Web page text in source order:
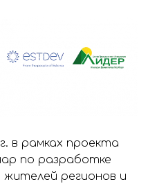
в рамках проекта
по разработке
регионов и